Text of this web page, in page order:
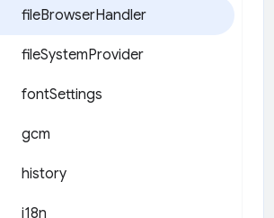
fileBrowserHandler
fileSystemProvider
fontSettings
gcm
history
i18n